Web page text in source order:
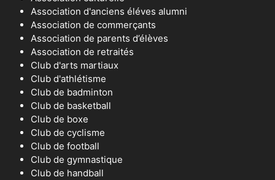
Association d'anciens éléves alumni
Association de commerçants
Association de parents d’élèves
Association de retraités
Club d'arts martiaux
Club d'athlétisme
Club de badminton
Club de basketball
Club de boxe
Club de cyclisme
Club de football
Club de gymnastique
Club de handball